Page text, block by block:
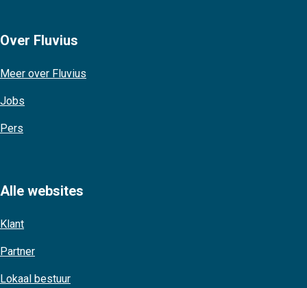
Over Fluvius
Meer over Fluvius
Jobs
Pers
Alle websites
Klant
Partner
Lokaal bestuur